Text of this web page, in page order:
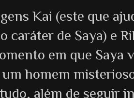
Kai (este que
caráter de Saya) e
em que Saya
homem
além de seguir